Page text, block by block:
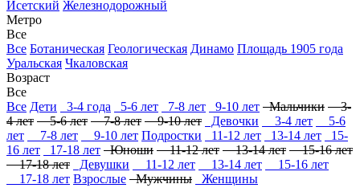
Исетский Железнодорожный
Метро
Все
Все Ботаническая Геологическая Динамо Площадь 1905 года
Уральская Чкаловская
Возраст
Все
Все Дети 3-4 года 5-6 лет 7-8 лет 9-10 лет Мальчики 3-
4 лет 5-6 лет 7-8 лет 9-10 лет Девочки 3-4 лет
5-6
лет
7-8 лет 9-10 лет Подростки 11-12 лет 13-14 лет
15-
16 лет
17-18 лет Юноши 11-12 лет 13-14 лет 15-16 лет
17-18 лет
Девушки 11-12 лет 13-14 лет
15-16 лет
17-18 лет Взрослые Мужчины
Женщины